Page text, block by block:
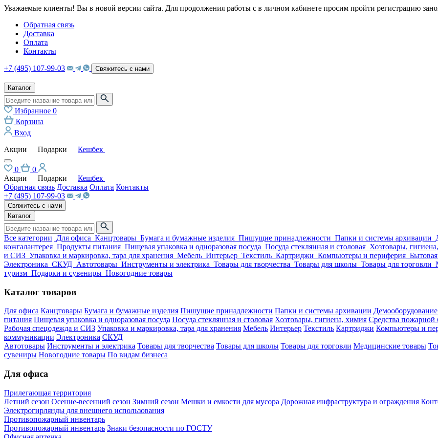
Уважаемые клиенты! Вы в новой версии сайта. Для продолжения работы с в личном кабинете просим пройти регистрацию
Обратная связь
Доставка
Оплата
Контакты
+7 (495) 107-99-03 Свяжитесь с нами
Каталог
Избранное 0
Корзина
Вход
Акции
Подарки Кешбек
0
0
Акции
Подарки
Кешбек
Обратная связь Доставка Оплата Контакты
+7 (495) 107-99-03
Свяжитесь с нами
Каталог
Все категории Для офиса Канцтовары Бумага и бумажные изделия Пишущие принадлежности Папки и системы архивации
кожгалантерея Продукты питания Пищевая упаковка и одноразовая посуда Посуда стеклянная и столовая Хозтовары,
и СИЗ Упаковка и маркировка, тара для хранения Мебель Интерьер Текстиль Картриджи Компьютеры и периферия
Электроника СКУД Автотовары Инструменты и электрика Товары для творчества Товары для школы Товары для торговли
туризм Подарки и сувениры Новогодние товары
Каталог товаров
Для офиса Канцтовары Бумага и бумажные изделия Пишущие принадлежности Папки и системы архивации
питания Пищевая упаковка и одноразовая посуда Посуда стеклянная и столовая Хозтовары, гигиена, химия Средства пожарной
Рабочая спецодежда и СИЗ Упаковка и маркировка, тара для хранения Мебель Интерьер Текстиль Картриджи Компьютеры и
коммуникации Электроника СКУД
Автотовары Инструменты и электрика Товары для творчества Товары для школы Товары для торговли Медицинские товары
сувениры Новогодние товары По видам бизнеса
Для офиса
Прилегающая территория
Летний сезон Осенне-весенний сезон Зимний сезон Мешки и емкости для мусора Дорожная инфраструктура и ограждения
Электрогирлянды для внешнего использования
Противопожарный инвентарь
Противопожарный инвентарь Знаки безопасности по ГОСТУ